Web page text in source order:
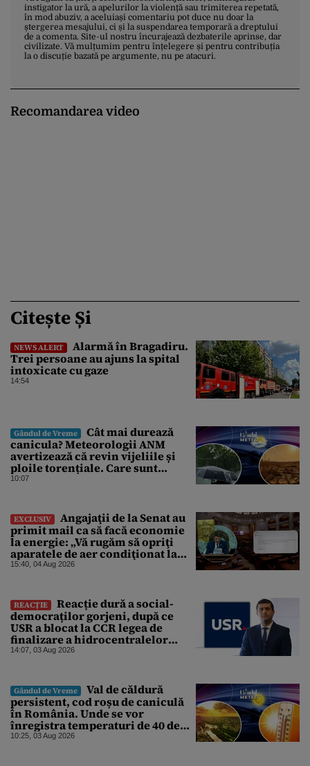
instigator la ură, a apelurilor la violență sau trimiterea repetată,
în mod abuziv, a aceluiași comentariu pot duce nu doar la
ștergerea mesajului, ci și la suspendarea temporară a dreptului
de a comenta. Site-ul nostru încurajează dezbaterile aprinse, dar
civilizate. Vă mulțumim pentru înțelegere și pentru contribuția
la o discuție bazată pe argumente, nu pe atacuri.
Recomandarea video
Citește Și
NEWS ALERT
Alarmă în Bragadiru.
Trei persoane au ajuns la spital
intoxicate cu gaze
14:54
Gândul de Vreme
Cât mai durează
canicula? Meteorologii ANM
avertizează că revin vijeliile și
ploile torențiale. Care sunt
zonele vizate, începând chiar de
10:07
EXCLUSIV
Angajaţii de la Senat au
primit mail ca să facă economie
la energie: „Vă rugăm să opriţi
aparatele de aer condiţionat la
sfârşitul programului”
15:40, 04 Aug 2026
REACȚIE
Reacție dură a social-
democraților gorjeni, după ce
USR a blocat la CCR legea de
finalizare a hidrocentralelor
abandonate. „Nu ne-ar surprinde
abătut o cupolă de foc”
14:07, 03 Aug 2026
Gândul de Vreme
Val de căldură
persistent, cod roșu de caniculă
în România. Unde se vor
înregistra temperaturi de 40 de
grade, potrivit ANM
10:25, 03 Aug 2026